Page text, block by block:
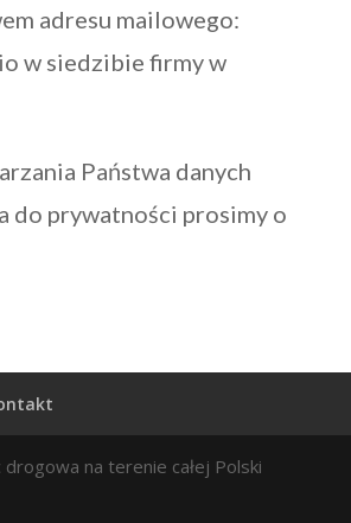
adresu mailowego:
w siedzibie firmy w
Państwa danych
do prywatności prosimy o
na terenie całej Polski